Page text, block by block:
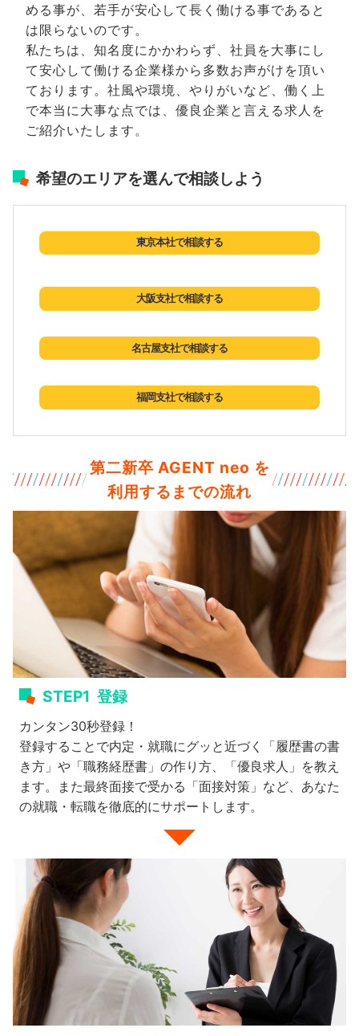
める事が、若手が安心して長く働ける事であると
は限らないのです。
私たちは、知名度にかかわらず、社員を大事にし
て安心して働ける企業様から多数お声がけを頂い
ております。社風や環境、やりがいなど、働く上
で本当に大事な点では、優良企業と言える求人を
ご紹介いたします。
希望のエリアを選んで相談しよう
東京本社で相談する
大阪支社で相談する
名古屋支社で相談する
福岡支社で相談する
第二新卒 AGENT neo を
利用するまでの流れ
STEP1 登録
カンタン30秒登録！
登録することで内定・就職にグッと近づく「履歴書の書
き方」や「職務経歴書」の作り方、「優良求人」を教え
ます。また最終面接で受かる「面接対策」など、あなた
の就職・転職を徹底的にサポートします。